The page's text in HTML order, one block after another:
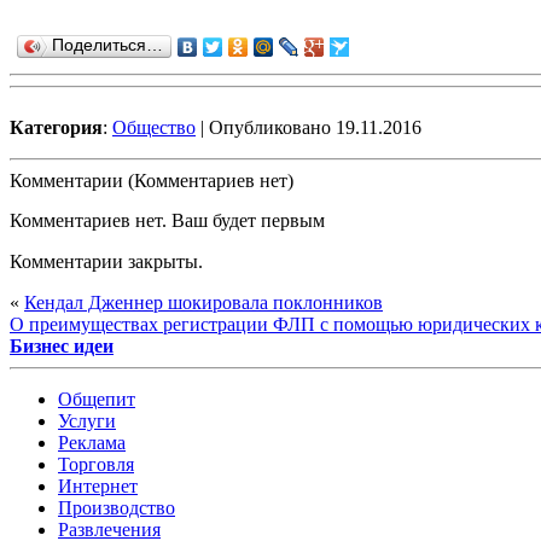
Поделиться…
Категория: Общество | Опубликовано 19.11.2016
Комментарии (Комментариев нет)
Комментариев нет. Ваш будет первым
Комментарии закрыты.
« Кендал Дженнер шокировала поклонников
О преимуществах регистрации ФЛП с помощью юридических
Бизнес идеи
Общепит
Услуги
Реклама
Торговля
Интернет
Производство
Развлечения